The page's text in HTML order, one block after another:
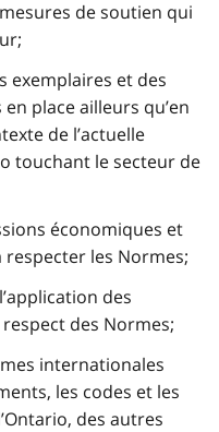
de soutien qui
exemplaires et des
place ailleurs qu’en
de l’actuelle
touchant le secteur de
économiques et
respecter les Normes;
des
des Normes;
internationales
les codes et les
des autres